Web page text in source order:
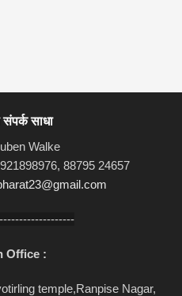
साधा
Walke
88795 24657
Office :
temple,Ranpise Nagar,